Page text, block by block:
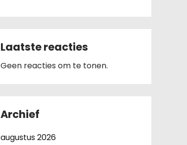
Laatste reacties
Geen reacties om te tonen.
Archief
augustus 2026